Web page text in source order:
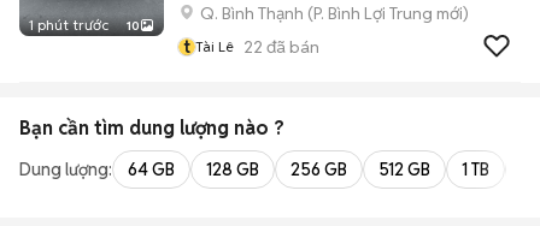
1 phút trước 10
Q. Bình Thạnh (P. Bình Lợi Trung mới)
t Tài Lê 22 đã bán
Bạn cần tìm dung lượng nào ?
Dung lượng: 64 GB 128 GB 256 GB 512 GB 1 TB